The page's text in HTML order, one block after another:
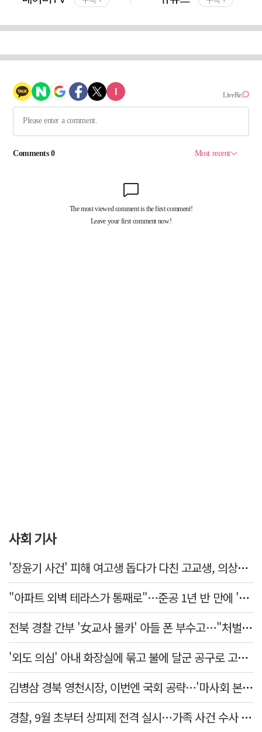
사회 기사
'장윤기 사건' 피해 여고생 돕다가 다친 고교생, 의상자 인정
"아파트 외벽 테라스가 통째로"…준공 1년 반 만에 '아찔 사고'
전북 경찰 간부 '女교사 몰카' 아들 폰 부수고…"처벌 못하는 사안" 내부망에 글
'외도 의심' 아내 화장실에 묶고 불에 달군 공구로 고문…남편 검거
김병삼 경북 영천시장, 이번엔 국회 공략…'마사회 본사 이전·광역교통망 확충' 요청
경찰, 9월 초부터 상피제 전격 실시…가족 사건 수사 못해